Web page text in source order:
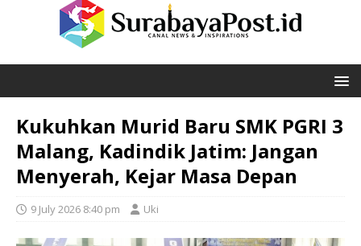
Kukuhkan Murid Baru SMK PGRI 3
Malang, Kadindik Jatim: Jangan
Menyerah, Kejar Masa Depan
9 July 2026 8:40 pm Uki